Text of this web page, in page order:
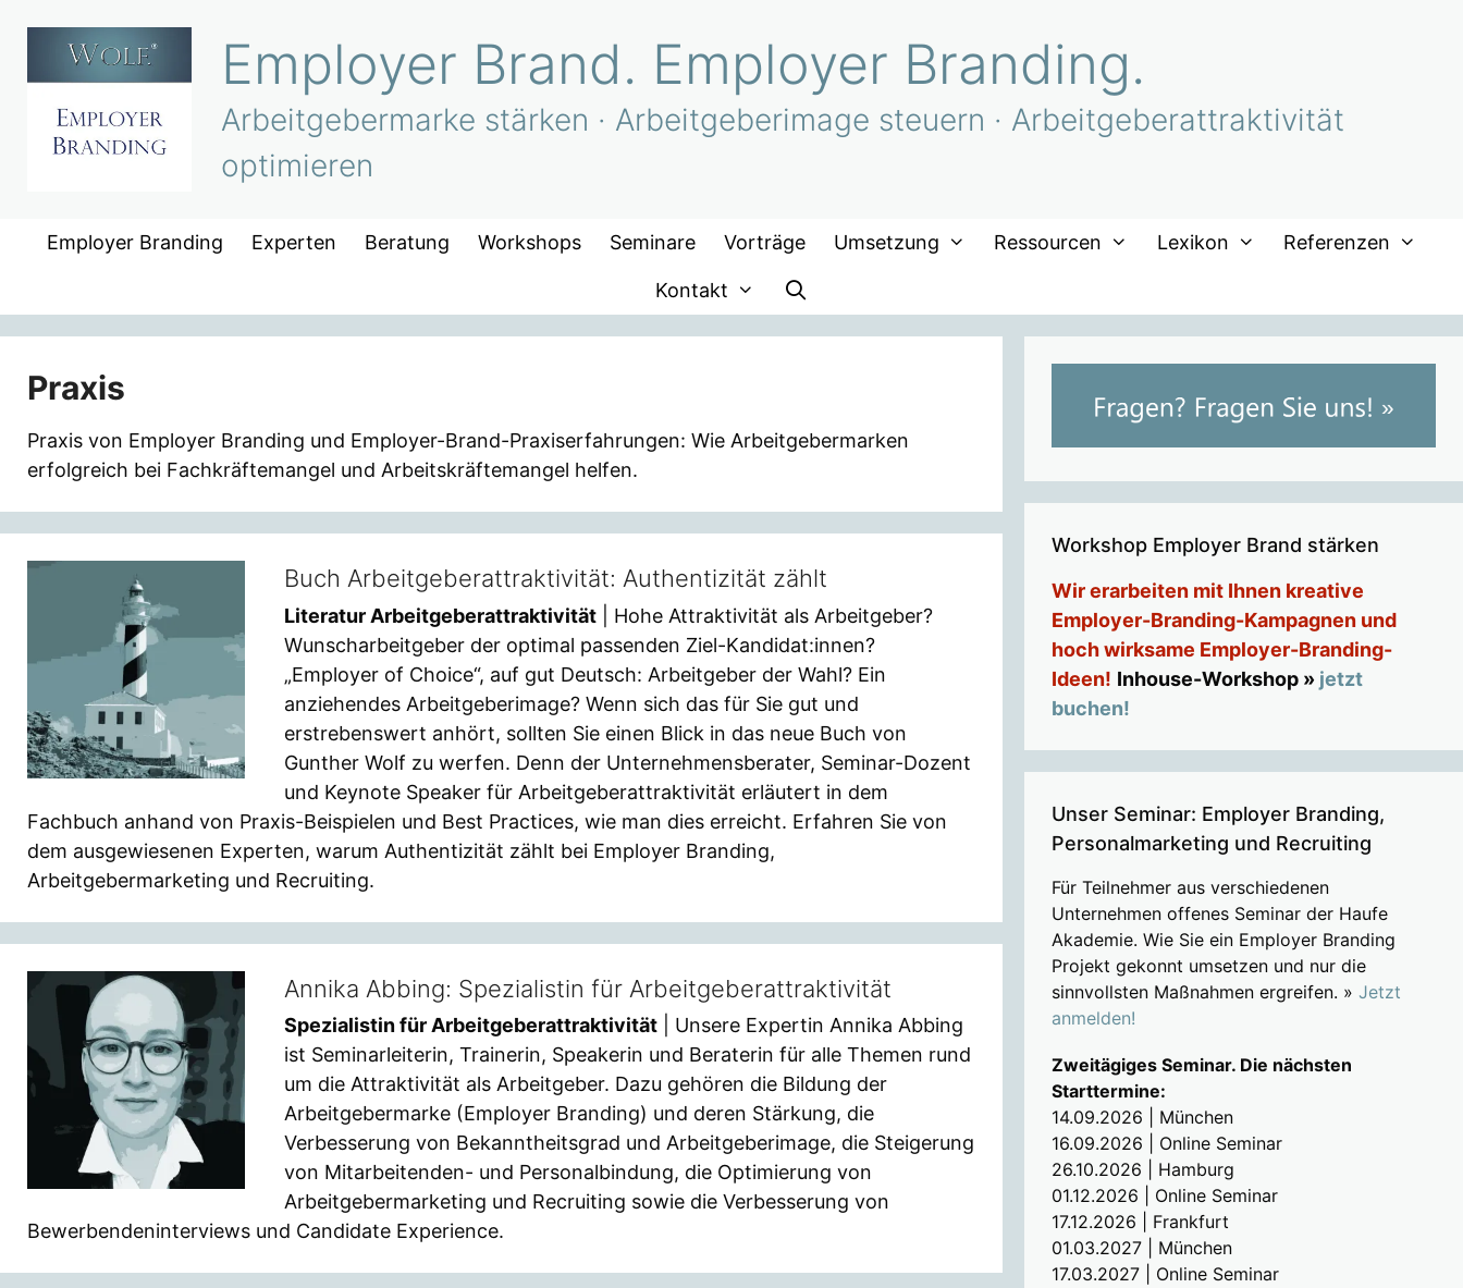
springen
Employer Brand. Employer Branding.
Arbeitgebermarke stärken · Arbeitgeberimage steuern · Arbeitgeberattraktivität
optimieren
Employer Branding Experten Beratung Workshops Seminare Vorträge Umsetzung Ressourcen Lexikon Referenzen
Kontakt
Praxis
Praxis von Employer Branding und Employer-Brand-Praxiserfahrungen: Wie Arbeitgebermarken
erfolgreich bei Fachkräftemangel und Arbeitskräftemangel helfen.
Buch Arbeitgeberattraktivität: Authentizität zählt
Literatur Arbeitgeberattraktivität | Hohe Attraktivität als Arbeitgeber?
Wunscharbeitgeber der optimal passenden Ziel-Kandidat:innen?
„Employer of Choice“, auf gut Deutsch: Arbeitgeber der Wahl? Ein
anziehendes Arbeitgeberimage? Wenn sich das für Sie gut und
erstrebenswert anhört, sollten Sie einen Blick in das neue Buch von
Gunther Wolf zu werfen. Denn der Unternehmensberater, Seminar-Dozent
und Keynote Speaker für Arbeitgeberattraktivität erläutert in dem
Fachbuch anhand von Praxis-Beispielen und Best Practices, wie man dies erreicht. Erfahren Sie von
dem ausgewiesenen Experten, warum Authentizität zählt bei Employer Branding,
Arbeitgebermarketing und Recruiting.
Annika Abbing: Spezialistin für Arbeitgeberattraktivität
Spezialistin für Arbeitgeberattraktivität | Unsere Expertin Annika Abbing
ist Seminarleiterin, Trainerin, Speakerin und Beraterin für alle Themen rund
um die Attraktivität als Arbeitgeber. Dazu gehören die Bildung der
Arbeitgebermarke (Employer Branding) und deren Stärkung, die
Verbesserung von Bekanntheitsgrad und Arbeitgeberimage, die Steigerung
von Mitarbeitenden- und Personalbindung, die Optimierung von
Arbeitgebermarketing und Recruiting sowie die Verbesserung von
Bewerbendeninterviews und Candidate Experience.
Workshop Employer Brand stärken
Wir erarbeiten mit Ihnen kreative
Employer-Branding-Kampagnen und
hoch wirksame Employer-Branding-
Ideen! Inhouse-Workshop » jetzt
buchen!
Unser Seminar: Employer Branding,
Personalmarketing und Recruiting
Für Teilnehmer aus verschiedenen
Unternehmen offenes Seminar der Haufe
Akademie. Wie Sie ein Employer Branding
Projekt gekonnt umsetzen und nur die
sinnvollsten Maßnahmen ergreifen. » Jetzt
anmelden!
Zweitägiges Seminar. Die nächsten
Starttermine:
14.09.2026 | München
16.09.2026 | Online Seminar
26.10.2026 | Hamburg
01.12.2026 | Online Seminar
17.12.2026 | Frankfurt
01.03.2027 | München
17.03.2027 | Online Seminar